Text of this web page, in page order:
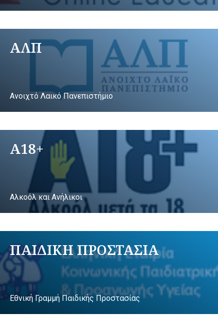
ΑΛΠ
Ανοιχτό Λαικό Πανεπιστήμιο
A18+
Αλκοόλ και Ανήλικοι
ΠΑΙΔΙΚΗ ΠΡΟΣΤΑΣΙΑ
Εθνική Γραμμή Παιδικής Προστασίας